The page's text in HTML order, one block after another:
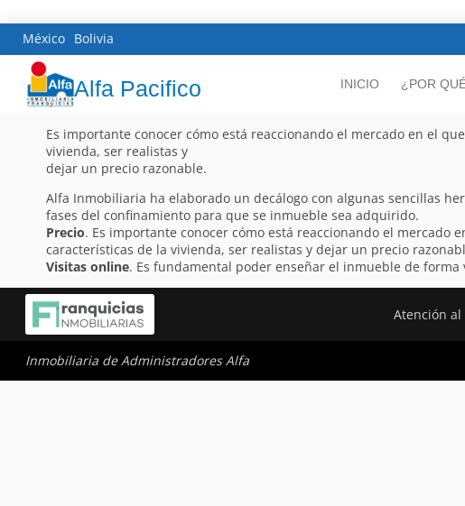
México Bolivia
Alfa Pacifico INICIO ¿POR
Es importante conocer cómo está reaccionando el mercado en el
vivienda, ser realistas y
dejar un precio razonable.
Alfa Inmobiliaria ha elaborado un decálogo con algunas sencillas
fases del confinamiento para que se inmueble sea adquirido.
Precio. Es importante conocer cómo está reaccionando el mercado
características de la vivienda, ser realistas y dejar un precio
Visitas online. Es fundamental poder enseñar el inmueble de
Atención
Inmobiliaria de Administradores Alfa